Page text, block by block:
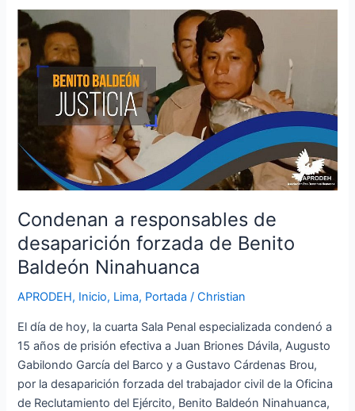
Condenan a responsables de
desaparición forzada de Benito
Baldeón Ninahuanca
APRODEH, Inicio, Lima, Portada /Christian
El día de hoy, la cuarta Sala Penal especializada condenó a
15 años de prisión efectiva a Juan Briones Dávila, Augusto
Gabilondo García del Barco y a Gustavo Cárdenas Brou,
por la desaparición forzada del trabajador civil de la Oficina
de Reclutamiento del Ejército, Benito Baldeón Ninahuanca,
Condenan
a
responsables
de
desaparición
forzada
de
Benito
Baldeón
Ninahuanca